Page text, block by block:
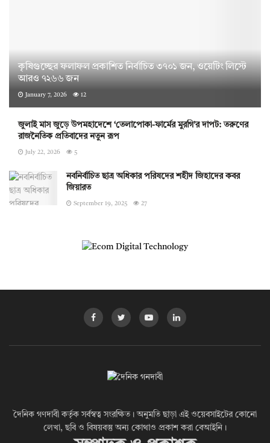
কৃষিগুচ্ছের ফলাফল প্রকাশিত নির্বাচিত ৩৭০১ জন, ওয়েটিং লিস্টে
আরও ৭২৬৬ জন
January 7, 2026 12
জুলাই মাস জুড়ে উপমহাদেশে ‘তেলাপোকা-ফার্মের মুরগি’র দাপট: তরুণের
রাজনৈতিক প্রতিবাদের নতুন রূপ
July 22, 2026 5
নবনির্বাচিত ছাত্র অধিকার পরিষদের শহীদ জিহাদের কবর
জিয়ারত
September 19, 2025 27
দৈনিক গণদাবী কর্তৃক সর্বস্বত্ব সংরক্ষিত। অনুমতি ছাড়া এই ওয়েবসাইটের কোনো
লেখা, ছবি ও বিষয়বস্তু অন্য কোথাও প্রকাশ করা বেআইনি।